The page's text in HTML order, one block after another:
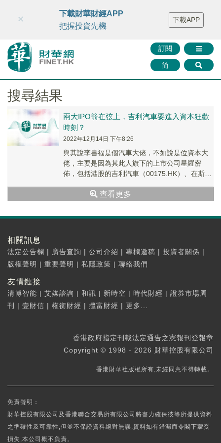
財華智庫網 FINTV FINMETA 財華證券 媒體矩陣
智庫沙龍
聯絡我們
訂閱
简
×
下載財華財經APP
把握投資先機
下載APP
搜尋結果
兩大IPO箭在弦上，吉利汽車要進入資本狂歡
時刻？
2022年12月14日 下午8:26
與其說李書福是個汽車大佬，不如說是位資本大
佬，主要是因為其此人旗下的上市公司星羅密
佈，包括港股的吉利汽車（00175.HK）、在斯德
查看更多
相關訊息
法定公告欄 | 廣告查詢 | 公司介紹 | 專欄邀稿 | 投資者關係 |
版權聲明 | 重要聲明 | 私隱政策 | 聯絡我們
友情鏈接
清博智能 | 艾媒諮詢 | 和訊 | 新時空 | 時代財經 | 證券市場周
刊
| 壹財信 | 權衡財經 | 攬富財經 | 更多...
香港政府指定刊載法定通告之憲報刊登報章
Copyright © 1998 - 2026 財華控股有限公司
香港財華社版權所有,未經同意不得轉載。
免責聲明：
財華控股有限公司及香港聯合交易所有限公司將盡力確保彼等所提供資料
之準確性及可靠性,但並不保證資料絕對無誤,資料如有錯漏而令閣下蒙受
損失,本公司概不負責。